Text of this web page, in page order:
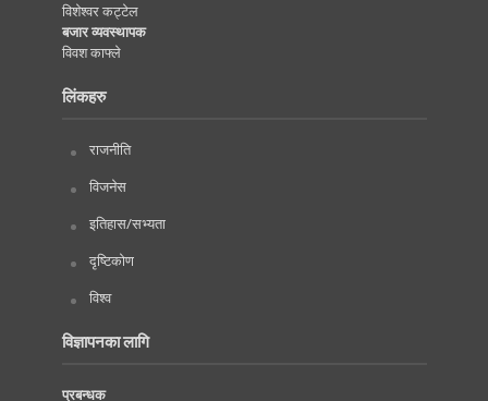
विशेश्वर कट्टेल
बजार व्यवस्थापक
विवश काफ्ले
लिंकहरु
राजनीति
विजनेस
इतिहास/सभ्यता
दृष्टिकोण
विश्व
विज्ञापनका लागि
प्रबन्धक